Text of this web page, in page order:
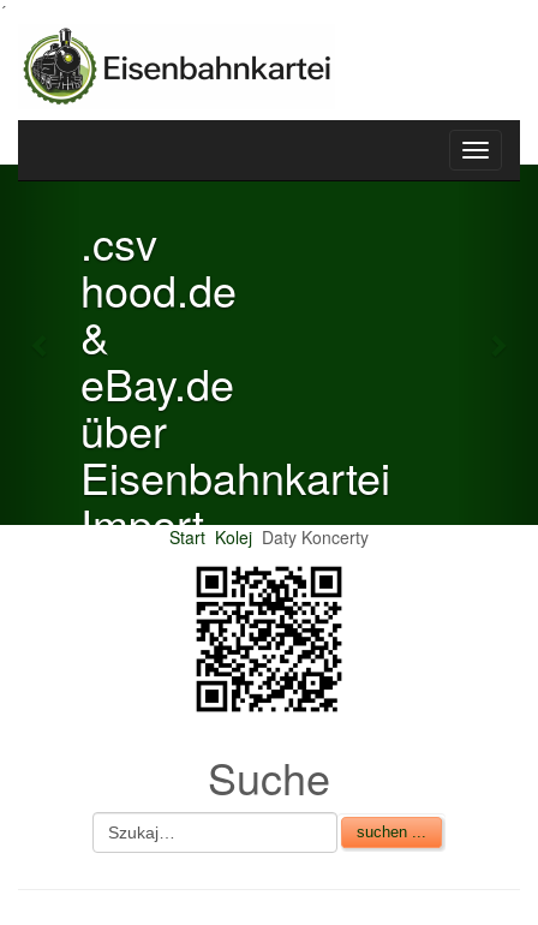
´
Toggle
.csv
hood.de
eBay.de
über
Eisenbahnkartei
Import
Previous
Start Kolej Daty Koncerty
Suche